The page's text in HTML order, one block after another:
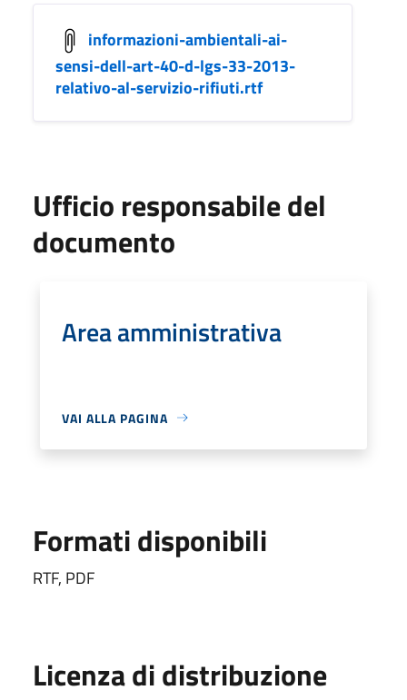
informazioni-ambientali-ai-
sensi-dell-art-40-d-lgs-33-2013-
relativo-al-servizio-rifiuti.rtf
Ufficio responsabile del
documento
Area amministrativa
VAI ALLA PAGINA
Formati disponibili
RTF, PDF
Licenza di distribuzione